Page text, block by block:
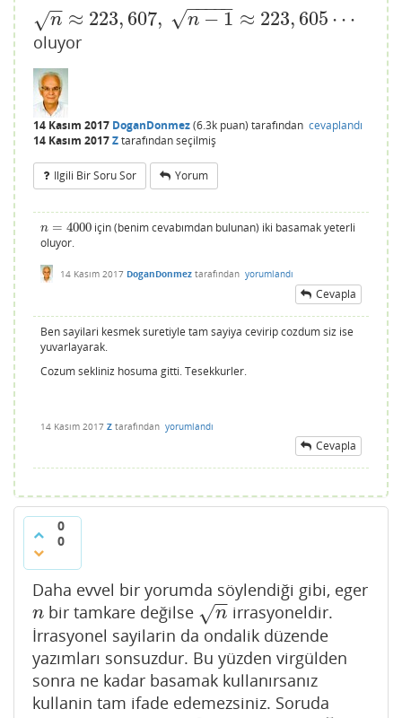
n
−
−
√ ≈ 223, 607, n − 1
− −
−−−
√ ≈ 223, 605 ⋯
n≈223, 607, n −1≈223,605⋯
oluyor
14 Kasım 2017 DoganDonmez(6.3k puan) tarafından cevaplandı
14 Kasım 2017Ztarafındanseçilmiş
Ilgili Bir Soru Sor Yorum
n = 4000
n= 4000
için (benim cevabımdan bulunan) iki basamak yeterli
oluyor.
14 Kasım 2017 DoganDonmez tarafından yorumlandı
Cevapla
Ben sayilari kesmek suretiyle tam sayiya cevirip cozdum siz ise
yuvarlayarak.
Cozum sekliniz hosuma gitti. Tesekkurler.
14 Kasım 2017 Z tarafından yorumlandı
Cevapla
0
0
Daha evvel bir yorumda söylendiği gibi, eger
n
nbir tamkare değilse n
−
−
√
n
irrasyoneldir.
İrrasyonel sayilarin da ondalik düzende
yazımları sonsuzdur. Bu yüzden virgülden
sonra ne kadar basamak kullanırsanız
kullanin tam ifade edemezsiniz. Soruda